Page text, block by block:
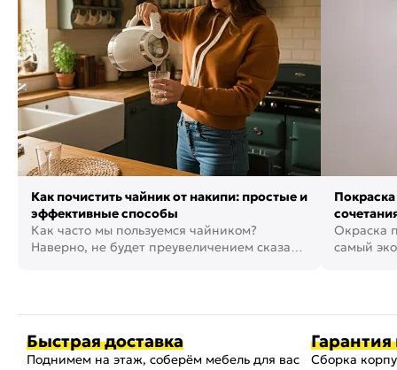
Как почистить чайник от накипи: простые и
эффективные способы
Как часто мы пользуемся чайником?
Наверно, не будет преувеличением сказать,
фото
Окраска
самый
Быстрая доставка
Поднимем на этаж, соберём мебель для вас
Гарантия
Сборка